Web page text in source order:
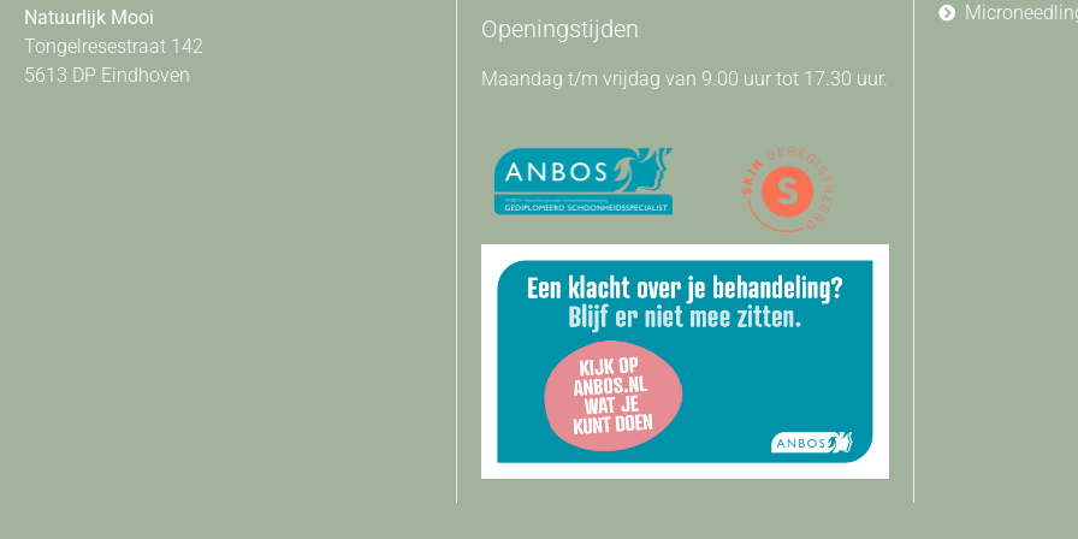
Natuurlijk Mooi
Tongelresestraat 142
5613 DP Eindhoven
Openingstijden
Maandag t/m vrijdag van 9.00 uur tot 17.30 uur.